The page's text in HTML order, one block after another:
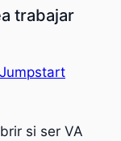
trabajar
Jumpstart
si ser VA